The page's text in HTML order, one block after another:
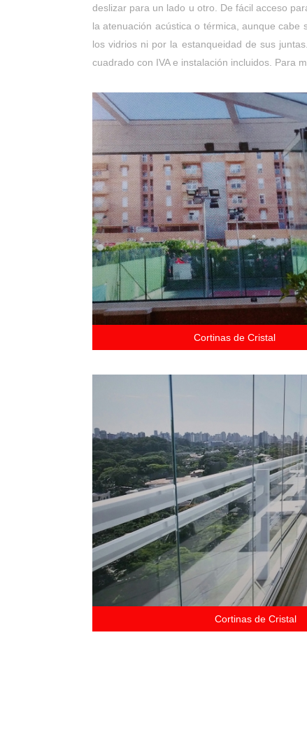
deslizar para un lado u otro. De fácil acceso
la atenuación acústica o térmica, aunque
los vidrios ni por la estanqueidad de sus
cuadrado con IVA e instalación incluidos. Para
Cortinas de Cristal
Cortinas de Cristal